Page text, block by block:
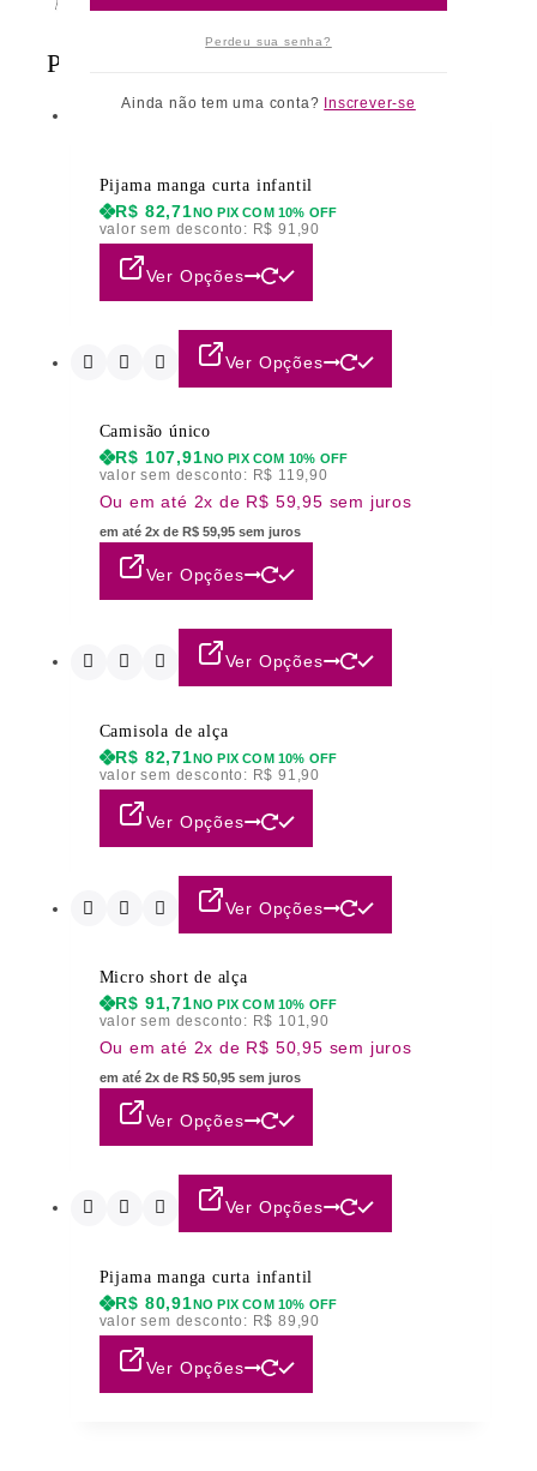
Produtos relacionados
Pijama manga curta infantil
R$ 82,71NO PIX COM 10% OFF
valor sem desconto: R$ 91,90
Ver Opções
Ver Opções
Camisão único
R$ 107,91 NO PIX COM 10% OFF
valor sem desconto: R$ 119,90
Ou em até 2x de R$ 59,95 sem juros
em até 2x de R$ 59,95 sem juros
Ver Opções
Ver Opções
Camisola de alça
R$ 82,71NO PIX COM 10% OFF
valor sem desconto: R$ 91,90
Ver Opções
Ver Opções
Micro short de alça
R$ 91,71 NO PIX COM 10% OFF
valor sem desconto: R$ 101,90
Ou em até 2x de R$ 50,95 sem juros
em até 2x de R$ 50,95 sem juros
Ver Opções
Ver Opções
Pijama manga curta infantil
R$ 80,91NO PIX COM 10% OFF
valor sem desconto: R$ 89,90
Ver Opções
Perdeu sua senha?
Ainda não tem uma conta? Inscrever-se